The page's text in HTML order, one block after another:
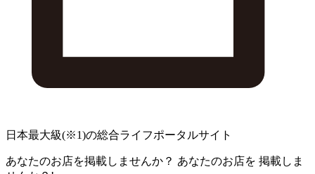
日本最大級(※1)の総合ライフポータルサイト
あなたのお店を掲載しませんか？ あなたのお店を 掲載しま